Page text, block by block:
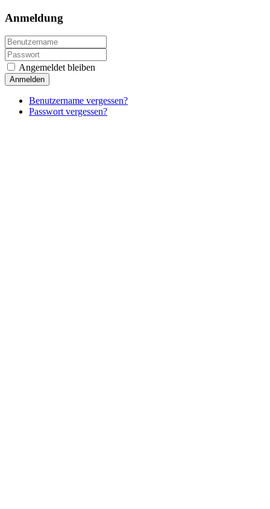
Anmeldung
Angemeldet bleiben
Anmelden
Benutzername vergessen?
Passwort vergessen?